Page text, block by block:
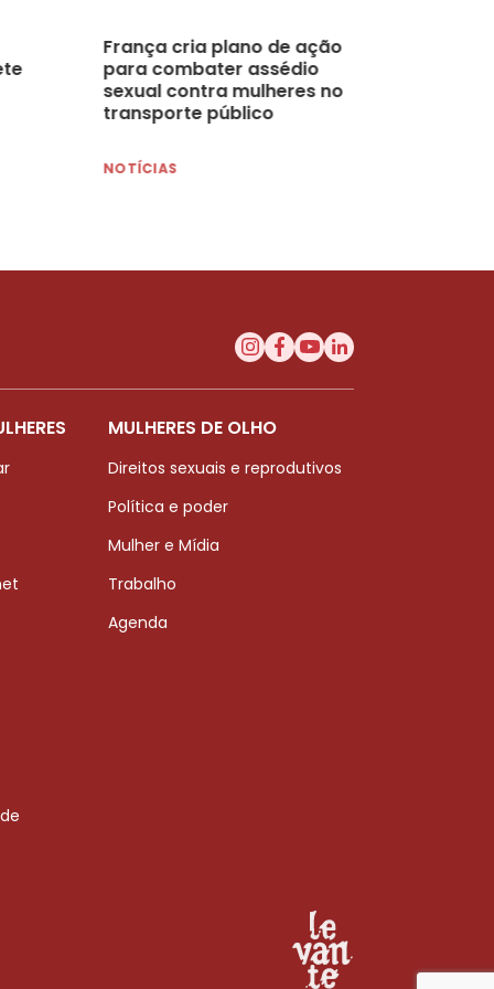
França cria plano de ação
para combater assédio
sexual contra mulheres no
transporte público
NOTÍCIAS
MULHERES DE OLHO
Direitos sexuais e reprodutivos
Política e poder
Mulher e Mídia
Trabalho
Agenda